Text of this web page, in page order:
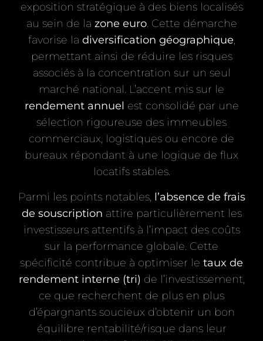
exposition stratégique à des biens localisés
au sein de la zone euro. Cette démarche
favorise la diversification géographique,
permettant ainsi de réduire les risques
associés à la concentration sur un seul
marché national. L’accent mis sur le
rendement annuel est consolidé par une
sélection rigoureuse des immeubles
commerciaux, logistiques ou encore de
bureaux répondant à une logique de flux
locatifs stables.
Parmi les points notables, l’absence de frais
de souscription attire particulièrement les
investisseurs attentifs à l’impact des coûts
sur la performance globale. Cette
spécificité contribue à optimiser le taux de
rendement interne (tri) de l’investissement,
ce que recherchent de plus en plus
d’épargnants soucieux d’obtenir un bon
équilibre rentabilité/risque dans leur